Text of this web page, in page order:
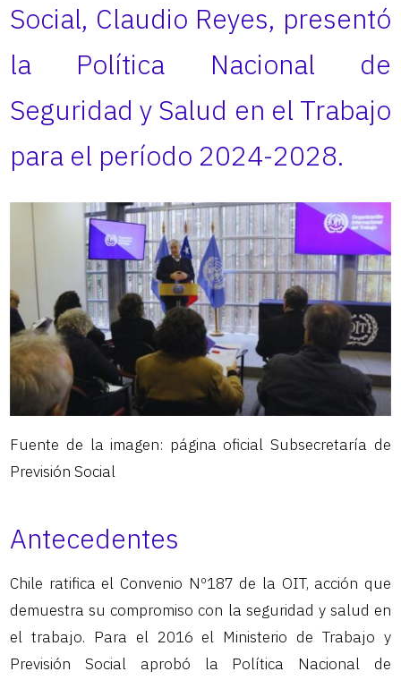
Social, Claudio Reyes, presentó
la Política Nacional de
Seguridad y Salud en el Trabajo
para el período 2024-2028.
Fuente de la imagen: página oficial Subsecretaría de
Previsión Social
Antecedentes
Chile ratifica el Convenio Nº187 de la OIT, acción que
demuestra su compromiso con la seguridad y salud en
el trabajo. Para el 2016 el Ministerio de Trabajo y
Previsión Social aprobó la Política Nacional de